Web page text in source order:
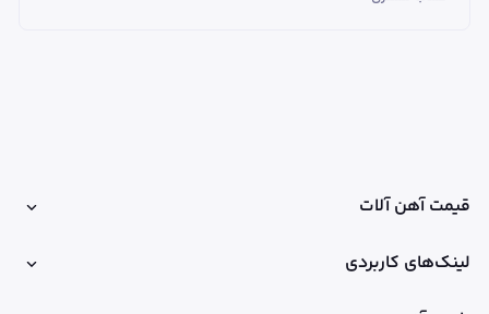
قیمت آهن آلات
لینک‌های کاربردی